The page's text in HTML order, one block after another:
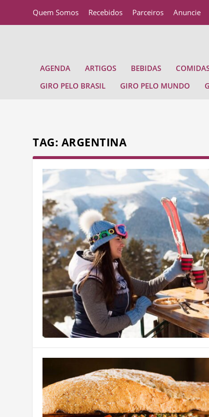
Quem Somos Recebidos Parceiros Anuncie
AGENDA ARTIGOS BEBIDAS
GIRO PELO BRASIL
GIRO PELO MUNDO
TAG: ARGENTINA